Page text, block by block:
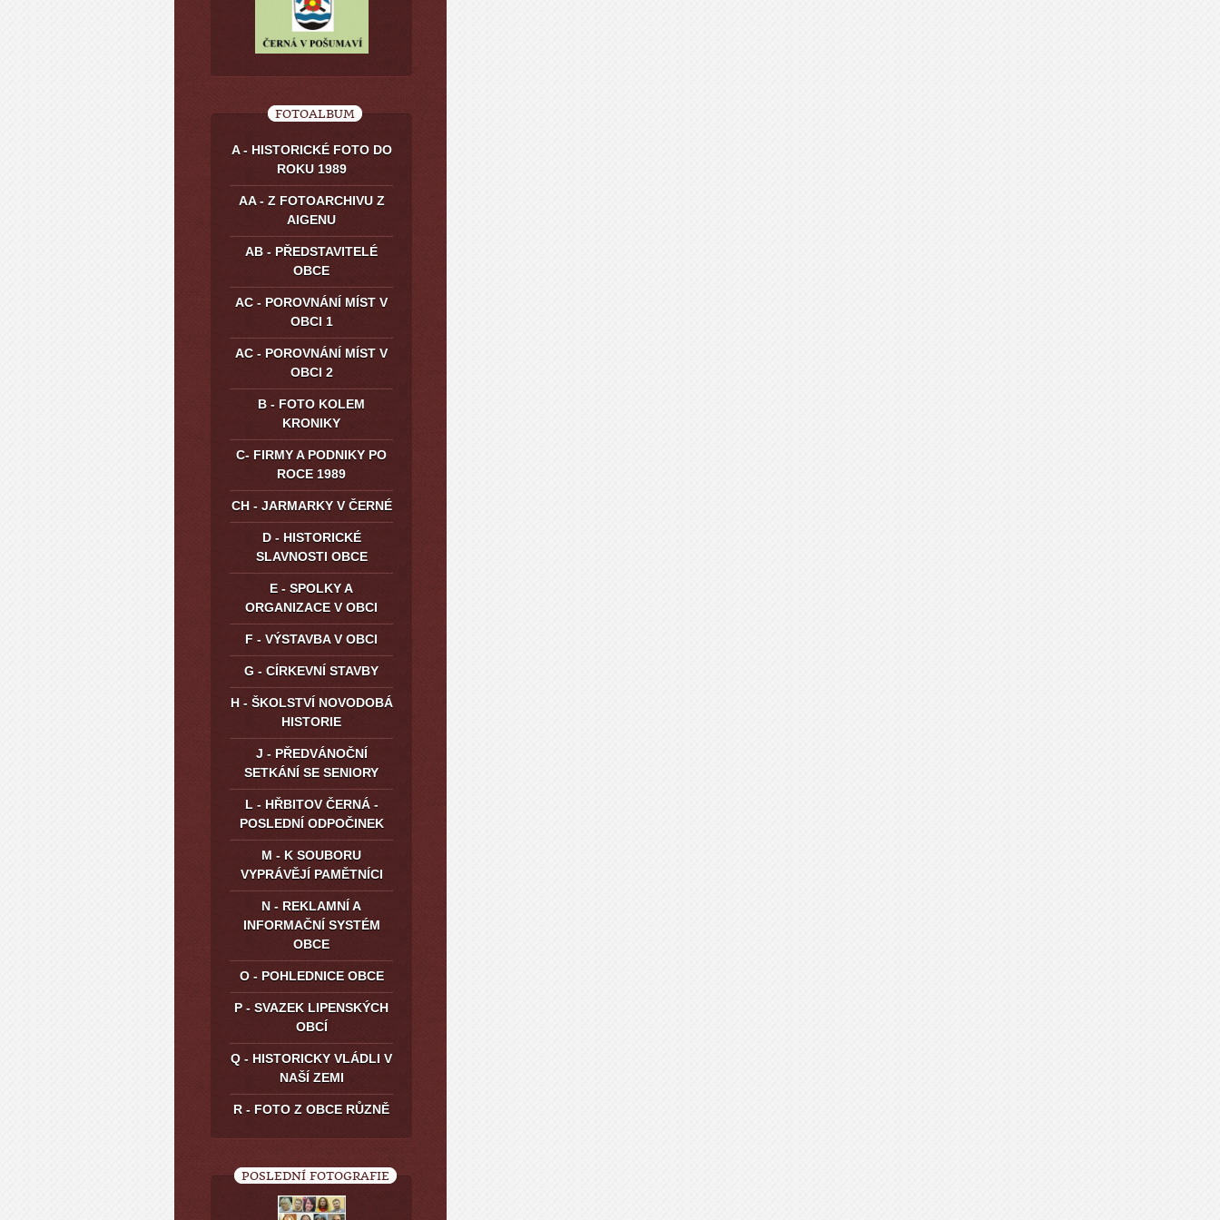
FOTOALBUM
A - HISTORICKÉ FOTO DO
ROKU 1989
AA - Z FOTOARCHIVU Z
AIGENU
AB - PŘEDSTAVITELÉ
OBCE
AC - POROVNÁNÍ MÍST V
OBCI 1
AC - POROVNÁNÍ MÍST V
OBCI 2
B - FOTO KOLEM
KRONIKY
C- FIRMY A PODNIKY PO
ROCE 1989
CH - JARMARKY V ČERNÉ
D - HISTORICKÉ
SLAVNOSTI OBCE
E - SPOLKY A
ORGANIZACE V OBCI
F - VÝSTAVBA V OBCI
G - CÍRKEVNÍ STAVBY
H - ŠKOLSTVÍ NOVODOBÁ
HISTORIE
J - PŘEDVÁNOČNÍ
SETKÁNÍ SE SENIORY
L - HŘBITOV ČERNÁ -
POSLEDNÍ ODPOČINEK
M - K SOUBORU
VYPRÁVĚJÍ PAMĚTNÍCI
N - REKLAMNÍ A
INFORMAČNÍ SYSTÉM
OBCE
O - POHLEDNICE OBCE
P - SVAZEK LIPENSKÝCH
OBCÍ
Q - HISTORICKY VLÁDLI V
NAŠÍ ZEMI
R - FOTO Z OBCE RŮZNĚ
POSLEDNÍ FOTOGRAFIE